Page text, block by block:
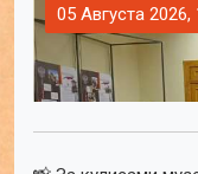
05 Августа 2026,